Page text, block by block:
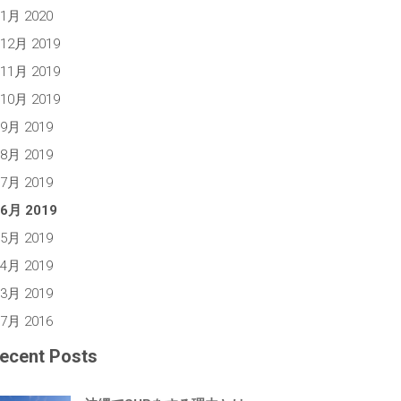
1月 2020
12月 2019
11月 2019
10月 2019
9月 2019
8月 2019
7月 2019
6月 2019
5月 2019
4月 2019
3月 2019
7月 2016
Posts